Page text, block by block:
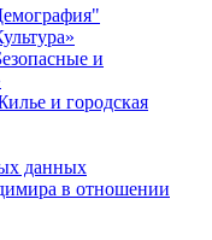
и
и городская
данных
в отношении